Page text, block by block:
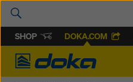
SHOP DOKA.COM
Doka